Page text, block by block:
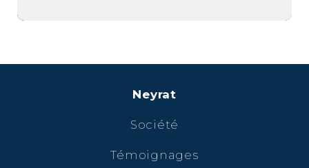
Neyrat
Société
Témoignages